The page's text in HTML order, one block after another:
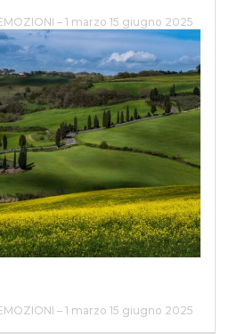
– 1 marzo 15 giugno 2025
– 1 marzo 15 giugno 2025